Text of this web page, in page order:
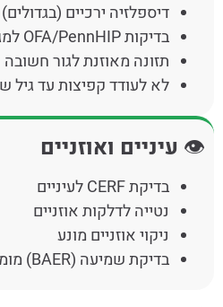
דיספלזיה ירכיים (בגדולים)
בדיקות OFA/PennHIP למגדלים
תזונה מאוזנת לגור חשובה
לא לעודד קפיצות עד גיל
👁️ עיניים ואוזניים
בדיקת CERF לעיניים
נטייה לדלקות אוזניים
ניקוי אוזניים מונע
בדיקת שמיעה (BAER) מומלצת